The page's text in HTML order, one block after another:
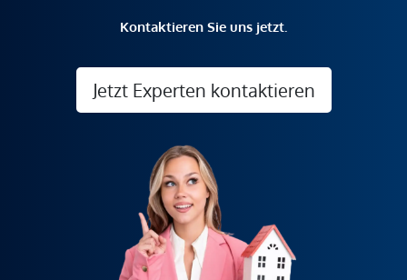
Kontaktieren Sie uns jetzt.
Jetzt Experten kontaktieren